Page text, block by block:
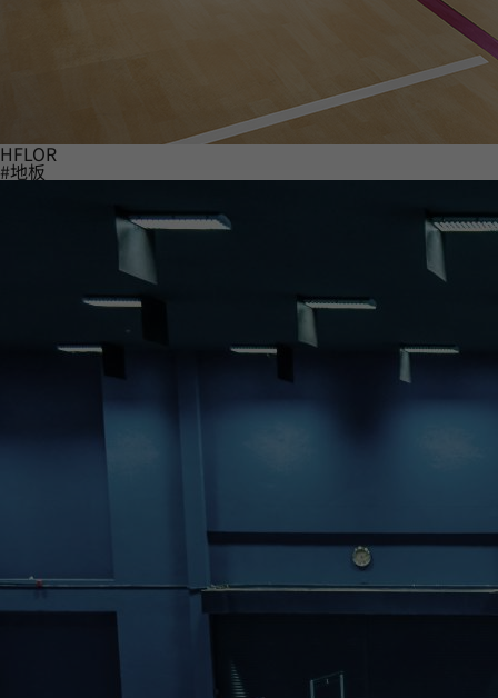
HFLOR
#地板